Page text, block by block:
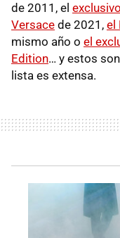
de 2011, el
Versace de 2021, el
mismo año o el
Edition… y estos
lista es extensa.